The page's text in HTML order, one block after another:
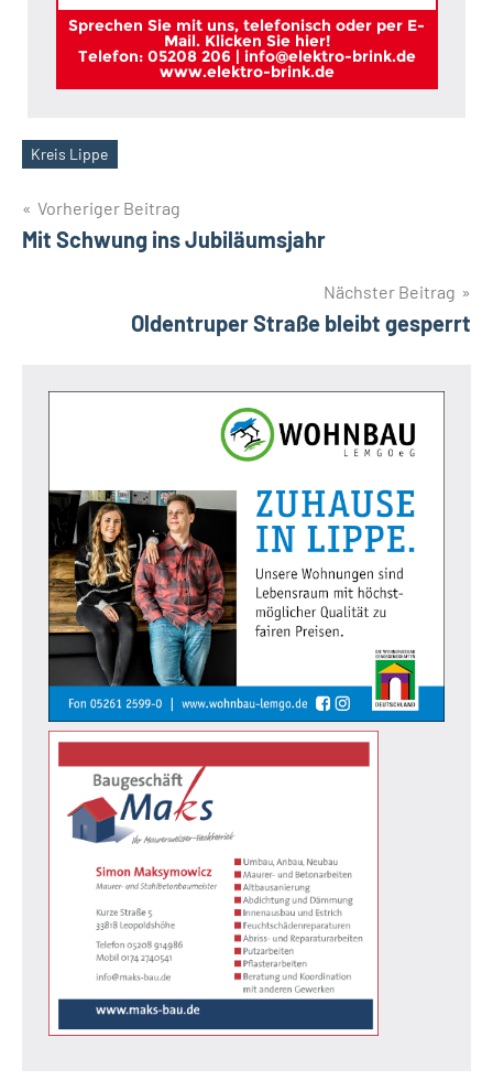
Sprechen Sie mit uns, telefonisch oder per E-
Mail. Klicken Sie hier!
Telefon: 05208 206 | info@elektro-brink.de
www.elektro-brink.de
Schlagwörter
Kreis Lippe
Beitragsnavigation
Vorheriger Beitrag
Mit Schwung ins Jubiläumsjahr
Nächster Beitrag
Oldentruper Straße bleibt gesperrt